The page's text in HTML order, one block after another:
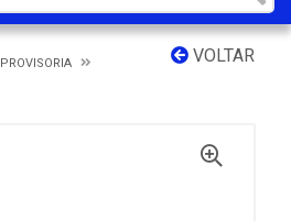
VOLTAR
PROVISORIA